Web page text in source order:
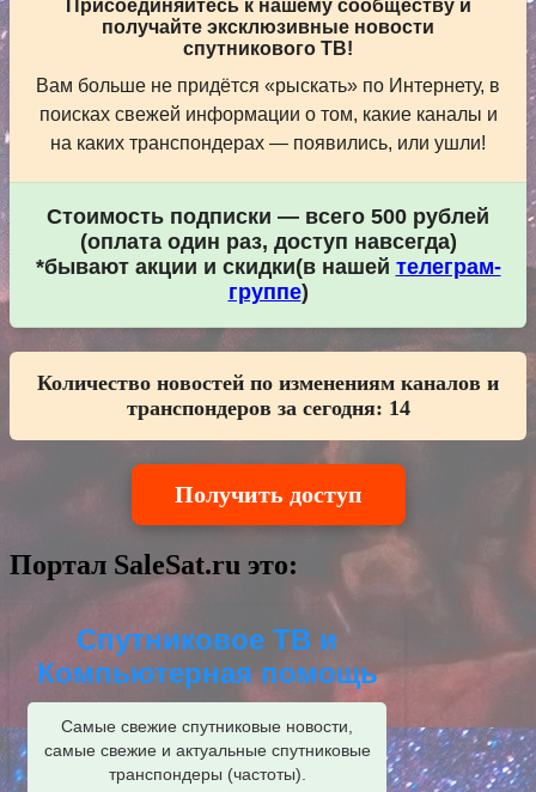
Присоединяйтесь к нашему сообществу и
получайте эксклюзивные новости
спутникового ТВ!
Вам больше не придётся «рыскать» по Интернету, в
поисках свежей информации о том, какие каналы и
на каких транспондерах — появились, или ушли!
Стоимость подписки — всего 500 рублей
(оплата один раз, доступ навсегда)
*бывают акции и скидки(в нашей телеграм-
группе)
Количество новостей по изменениям каналов и
транспондеров за сегодня: 14
Получить доступ
Портал SaleSat.ru это:
Спутниковое ТВ и
Компьютерная помощь
Самые свежие спутниковые новости,
самые свежие и актуальные спутниковые
транспондеры (частоты).